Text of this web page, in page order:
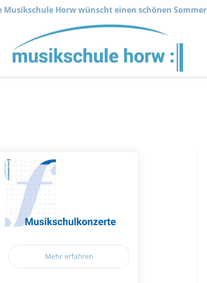
Musikschule Horw wünscht einen schönen Sommer
Mehr erfahren